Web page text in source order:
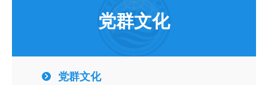
党群文化
党群文化